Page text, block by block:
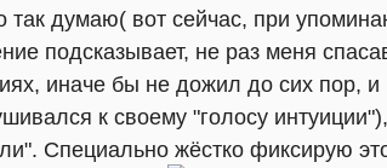
так думаю( вот сейчас, при
подсказывает, не раз меня
иначе бы не дожил до сих пор,
к своему "голосу
Специально жёстко фиксирую